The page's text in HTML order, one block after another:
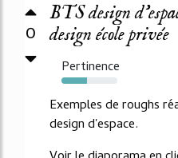
0
BTS design
design école privée
Pertinence
45%
Exemples de roughs
design d'espace.